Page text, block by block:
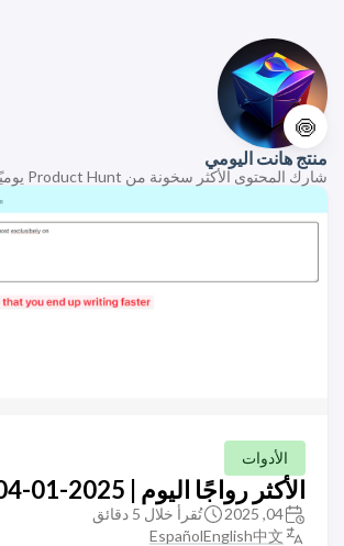
🍥
منتج هانت اليومي
شارك المحتوى الأكثر سخونة من Product Hunt يوميًا
الأدوات
الأكثر رواجًا اليوم | 2025-01-04
04, 2025
تُقرأ خلال 5 دقائق
中文
English
Español